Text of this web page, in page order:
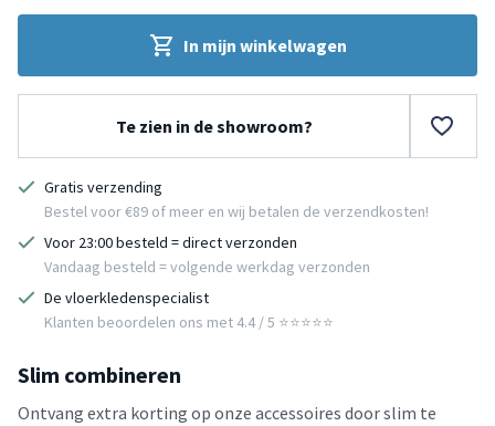
In mijn winkelwagen
Te zien in de showroom?
Gratis verzending
Bestel voor €89 of meer en wij betalen de verzendkosten!
Voor 23:00 besteld = direct verzonden
Vandaag besteld = volgende werkdag verzonden
De vloerkledenspecialist
Klanten beoordelen ons met 4.4 / 5 ⭐⭐⭐⭐⭐
Slim combineren
Ontvang extra korting op onze accessoires door slim te